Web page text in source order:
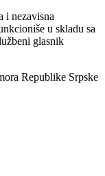
i nezavisna
u skladu sa
glasnik
Republike Srpske